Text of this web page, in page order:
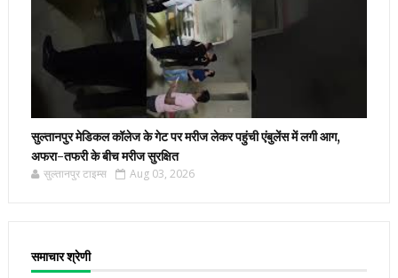
सुल्तानपुर मेडिकल कॉलेज के गेट पर मरीज लेकर पहुंची एंबुलेंस में लगी आग,
अफरा-तफरी के बीच मरीज सुरक्षित
सुल्तानपुर टाइम्स Aug 03, 2026
समाचार श्रेणी